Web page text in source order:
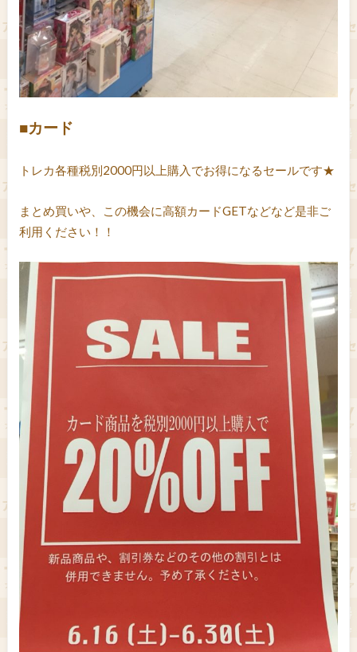
■カード
トレカ各種税別2000円以上購入でお得になるセールです★
まとめ買いや、この機会に高額カードGETなどなど是非ご
利用ください！！